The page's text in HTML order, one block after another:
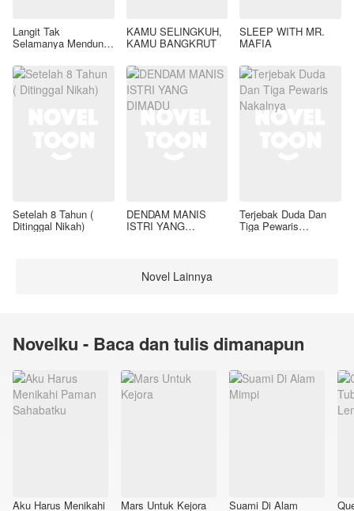
Langit Tak
Selamanya Mendung,
KAMU SELINGKUH,
KAMU BANGKRUT
SLEEP WITH MR.
MAFIA
Setelah 8 Tahun (
Ditinggal Nikah)
DENDAM MANIS
ISTRI YANG
Terjebak Duda Dan
Tiga Pewaris
Novel Lainnya
Novelku - Baca dan tulis dimanapun
Aku Harus Menikahi
Mars Untuk Kejora
Suami Di Alam